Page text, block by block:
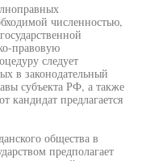
численностью,
правовую
следует
в законодательный
субъекта РФ, а также
кандидат предлагается
общества в
предполагает